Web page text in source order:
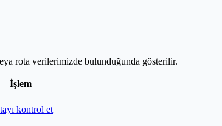
rota verilerimizde bulunduğunda gösterilir.
İşlem
kontrol et